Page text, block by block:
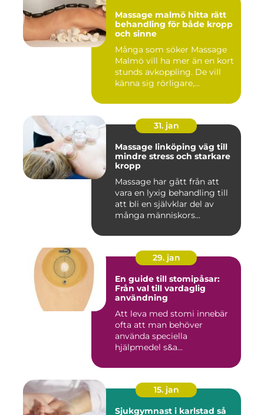
Massage malmö hitta rätt
behandling för både kropp
och sinne
Många som söker Massage
Malmö vill ha mer än en kort
stunds avkoppling. De vill
känna sig rörligare,...
31. jan
Massage linköping väg till
mindre stress och starkare
kropp
Massage har gått från att
vara en lyxig behandling till
att bli en självklar del av
många människors...
29. jan
En guide till stomipåsar:
Från val till vardaglig
användning
Att leva med stomi innebär
ofta att man behöver
använda speciella
hjälpmedel s&a...
15. jan
Sjukgymnast i karlstad så